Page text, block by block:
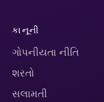
કાનૂની
ગોપનીયતા નીતિ
શરતો
સલામતી